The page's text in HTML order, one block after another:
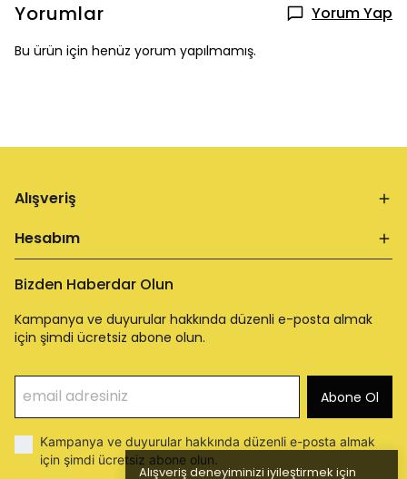
Alışveriş deneyiminizi iyileştirmek için
Yorumlar Yorum Yap
Bu ürün için henüz yorum yapılmamış.
Alışveriş
Hesabım
Bizden Haberdar Olun
Kampanya ve duyurular hakkında düzenli e-posta almak
için şimdi ücretsiz abone olun.
Abone Ol
Kampanya ve duyurular hakkında düzenli e-posta almak
için şimdi ücretsiz abone olun.